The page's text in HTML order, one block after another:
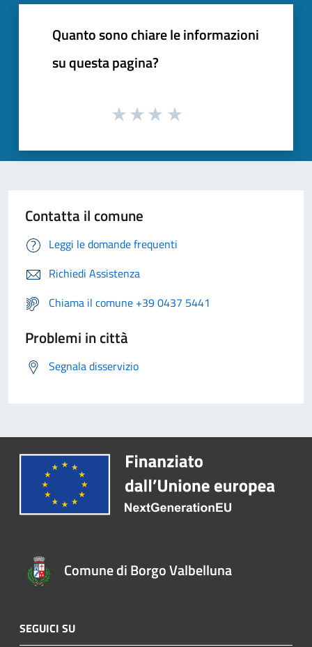
Quanto sono chiare le informazioni
su questa pagina?
Contatta il comune
Leggi le domande frequenti
Richiedi Assistenza
Chiama il comune +39 0437 5441
Problemi in città
Segnala disservizio
Comune di Borgo Valbelluna
SEGUICI SU